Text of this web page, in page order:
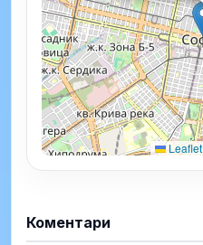
Leaflet
Коментари